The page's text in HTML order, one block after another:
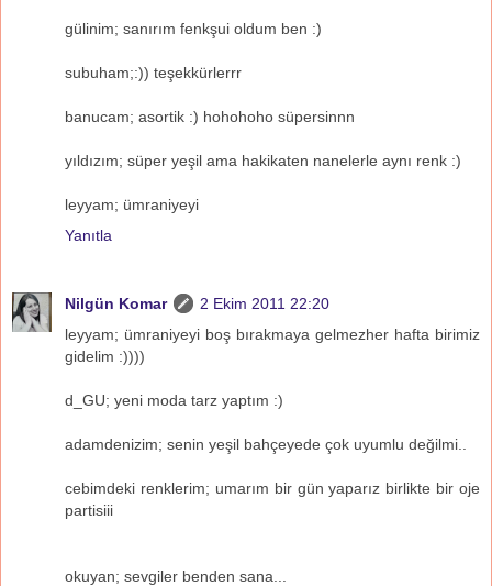
gülinim; sanırım fenkşui oldum ben :)
subuham;:)) teşekkürlerrr
banucam; asortik :) hohohoho süpersinnn
yıldızım; süper yeşil ama hakikaten nanelerle aynı renk :)
leyyam; ümraniyeyi
Yanıtla
Nilgün Komar
2 Ekim 2011 22:20
leyyam; ümraniyeyi boş bırakmaya gelmezher hafta birimiz
gidelim :))))
d_GU; yeni moda tarz yaptım :)
adamdenizim; senin yeşil bahçeyede çok uyumlu değilmi..
cebimdeki renklerim; umarım bir gün yaparız birlikte bir oje
partisiii
okuyan; sevgiler benden sana...